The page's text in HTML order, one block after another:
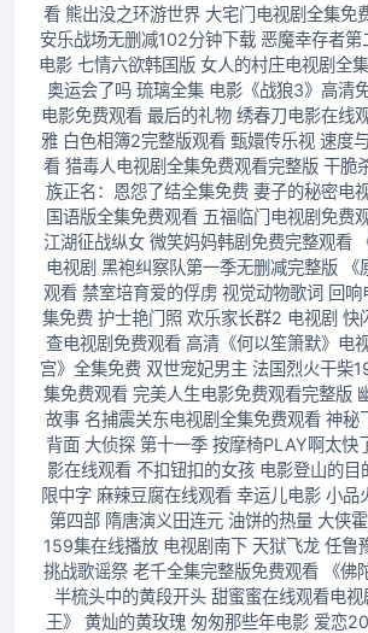
看 熊出没之环游世界 大宅门电视剧全集免
安乐战场无删减102分钟下载 恶魔幸存者第
电影 七情六欲韩国版 女人的村庄电视剧全
奥运会了吗 琉璃全集 电影《战狼3》高清
电影免费观看 最后的礼物 绣春刀电影在线
雅 白色相簿2完整版观看 甄嬛传乐视 速度
看 猎毒人电视剧全集免费观看完整版 干脆
族正名：恩怨了结全集免费 妻子的秘密电
国语版全集免费观看 五福临门电视剧免费
江湖征战纵女 微笑妈妈韩剧免费完整观看
电视剧 黑袍纠察队第一季无删减完整版 《
观看 禁室培育爱的俘虏 视觉动物歌词 回
集免费 护士艳门照 欢乐家长群2 电视剧 快
查电视剧免费观看 高清《何以笙箫默》电
宫》全集免费 双世宠妃男主 法国烈火干柴
集免费观看 完美人生电影免费观看完整版
故事 名捕震关东电视剧全集免费观看 神秘
背面 大侦探 第十一季 按摩椅PLAY啊太快
影在线观看 不扣钮扣的女孩 电影登山的目
限中字 麻辣豆腐在线观看 幸运儿电影 小品
第四部 隋唐演义田连元 油饼的热量 大侠
159集在线播放 电视剧南下 天狱飞龙 任鲁
挑战歌谣祭 老千全集完整版免费观看 《佛
半梳头中的黄段开头 甜蜜蜜在线观看电
王》 黄灿的黄玫瑰 匆匆那些年电影 爱恋